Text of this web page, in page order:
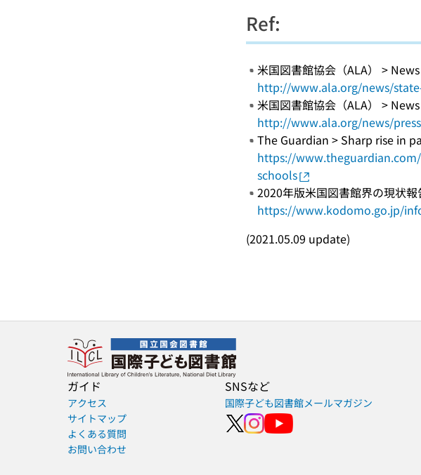
Ref:
米国図書館協会（ALA） >
http://www.ala.org/news/
米国図書館協会（ALA） >
http://www.ala.org/news/
The Guardian > Sharp rise in
https://
schools
2020年版米国図書館界の現状
https://www.kodomo.go.jp/
(2021.05.09 update)
ガイド
アクセス
サイトマップ
よくある質問
お問い合わせ
SNSなど
国際子ども図書館メールマガジン